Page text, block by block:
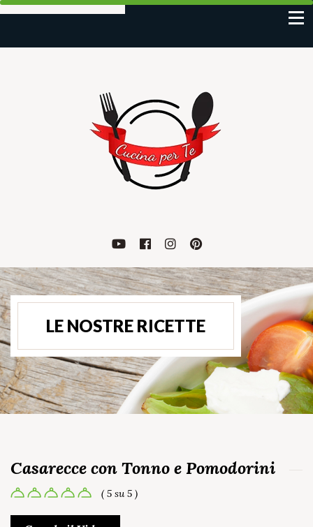
LE NOSTRE RICETTE
Casarecce con Tonno e Pomodorini
( 5 su 5 )